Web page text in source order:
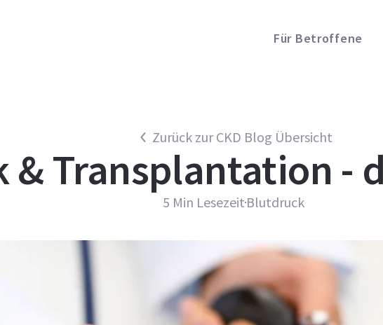
Für Betroffene
Zurück zur CKD Blog Übersicht
& Transplantation -
5 Min Lesezeit Blutdruck